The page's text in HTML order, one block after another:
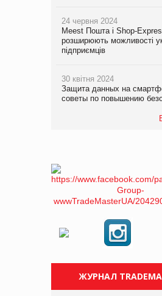
24 червня 2024
Meest Пошта і Shop-
розширюють можливості
підприємців
30 квітня 2024
Защита данных на
советы по повышению
ЖУРНАЛ